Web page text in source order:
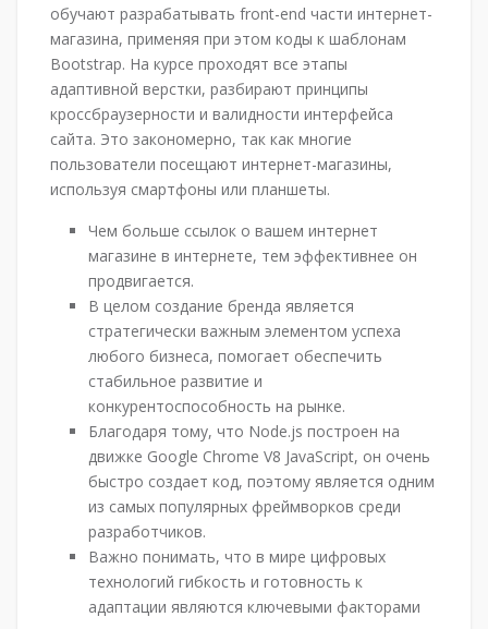
обучают разрабатывать front-end части интернет-
магазина, применяя при этом коды к шаблонам
Bootstrap. На курсе проходят все этапы
адаптивной верстки, разбирают принципы
кроссбраузерности и валидности интерфейса
сайта. Это закономерно, так как многие
пользователи посещают интернет-магазины,
используя смартфоны или планшеты.
Чем больше ссылок о вашем интернет
магазине в интернете, тем эффективнее он
продвигается.
В целом создание бренда является
стратегически важным элементом успеха
любого бизнеса, помогает обеспечить
стабильное развитие и
конкурентоспособность на рынке.
Благодаря тому, что Node.js построен на
движке Google Chrome V8 JavaScript, он очень
быстро создает код, поэтому является одним
из самых популярных фреймворков среди
разработчиков.
Важно понимать, что в мире цифровых
технологий гибкость и готовность к
адаптации являются ключевыми факторами